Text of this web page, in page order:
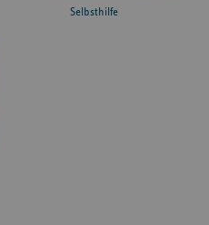
Selbsthilfe